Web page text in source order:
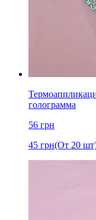
голограмма
56 грн
45 грн(От 20